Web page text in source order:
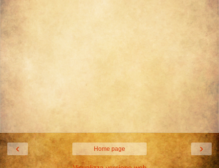
‹ ›
Home page